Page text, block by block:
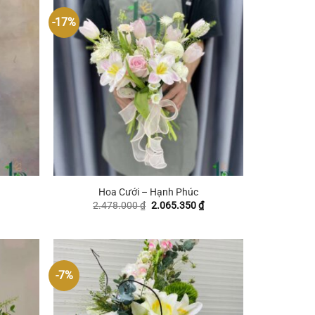
-17%
Hoa Cưới – Hạnh Phúc
2.478.000₫ Giá
2.065.350₫Giá
-7%